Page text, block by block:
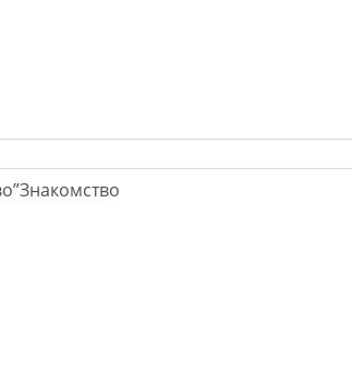
Знакомство